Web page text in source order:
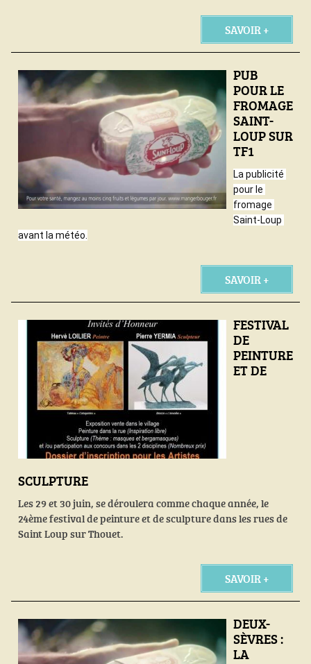
SAVOIR +
PUB
POUR LE
FROMAGE
SAINT-
LOUP SUR
TF1
La publicité
pour le
fromage
Saint-Loup
avant la météo.
SAVOIR +
FESTIVAL
DE
PEINTURE
ET DE
SCULPTURE
Les 29 et 30 juin, se déroulera comme chaque année, le
24ème festival de peinture et de sculpture dans les rues de
Saint Loup sur Thouet.
SAVOIR +
DEUX-
SÈVRES :
LA